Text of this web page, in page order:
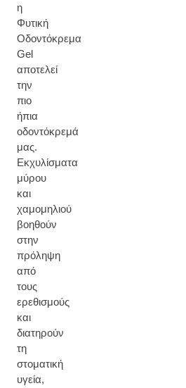
η
Φυτική
Οδοντόκρεμα
Gel
αποτελεί
την
πιο
ήπια
οδοντόκρεμά
μας.
Εκχυλίσματα
μύρου
και
χαμομηλιού
βοηθούν
στην
πρόληψη
από
τους
ερεθισμούς
και
διατηρούν
τη
στοματική
υγεία,